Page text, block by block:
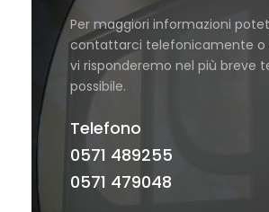
Per maggiori informazioni
contattarci telefonicamente o
vi risponderemo nel più breve
possibile.
Telefono
0571 489255
0571 479048